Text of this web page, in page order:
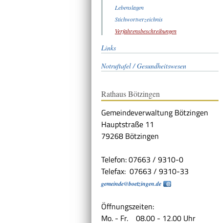
Lebenslagen
Stichwortverzeichnis
Verfahrensbeschreibungen
Links
Notruftafel / Gesundheitswesen
Rathaus Bötzingen
Gemeindeverwaltung Bötzingen
Hauptstraße 11
79268 Bötzingen
Telefon: 07663 / 9310-0
Telefax: 07663 / 9310-33
gemeinde@boetzingen.de
Öffnungszeiten:
Mo. - Fr. 08.00 - 12.00 Uhr